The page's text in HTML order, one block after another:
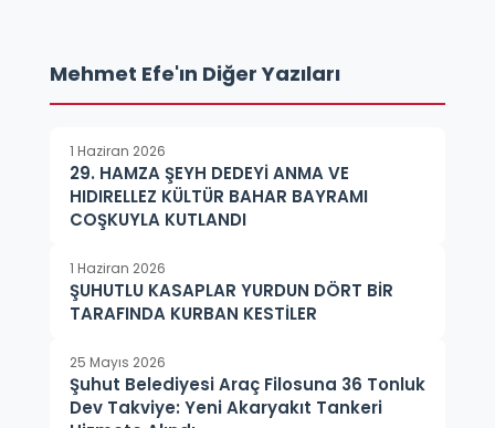
Mehmet Efe'ın Diğer Yazıları
1 Haziran 2026
29. HAMZA ŞEYH DEDEYİ ANMA VE
HIDIRELLEZ KÜLTÜR BAHAR BAYRAMI
COŞKUYLA KUTLANDI
1 Haziran 2026
ŞUHUTLU KASAPLAR YURDUN DÖRT BİR
TARAFINDA KURBAN KESTİLER
25 Mayıs 2026
Şuhut Belediyesi Araç Filosuna 36 Tonluk
Dev Takviye: Yeni Akaryakıt Tankeri